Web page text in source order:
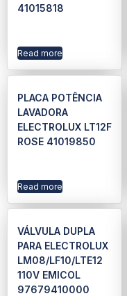
41015818
Read more
PLACA POTÊNCIA
LAVADORA
ELECTROLUX LT12F
ROSE 41019850
Read more
VÁLVULA DUPLA
PARA ELECTROLUX
LM08/LF10/LTE12
110V EMICOL
97679410000